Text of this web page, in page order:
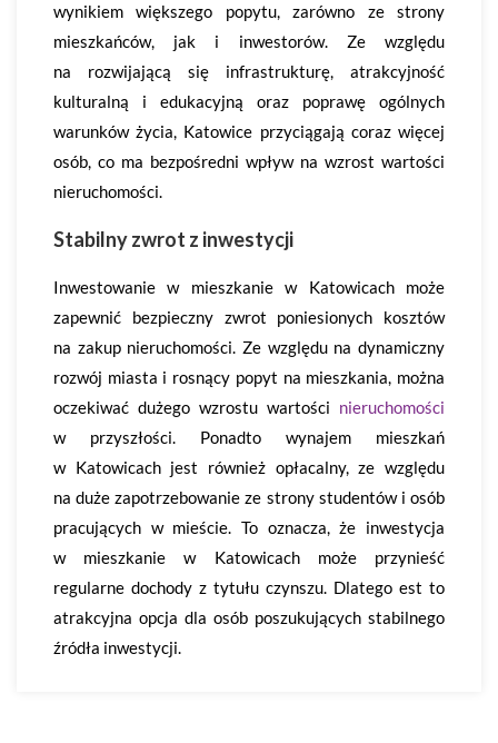
wynikiem większego popytu, zarówno ze strony
mieszkańców, jak i inwestorów. Ze względu
na rozwijającą się infrastrukturę, atrakcyjność
kulturalną i edukacyjną oraz poprawę ogólnych
warunków życia, Katowice przyciągają coraz więcej
osób, co ma bezpośredni wpływ na wzrost wartości
nieruchomości.
Stabilny zwrot z inwestycji
Inwestowanie w mieszkanie w Katowicach może
zapewnić bezpieczny zwrot poniesionych kosztów
na zakup nieruchomości. Ze względu na dynamiczny
rozwój miasta i rosnący popyt na mieszkania, można
oczekiwać dużego wzrostu wartości nieruchomości
w przyszłości. Ponadto wynajem mieszkań
w Katowicach jest również opłacalny, ze względu
na duże zapotrzebowanie ze strony studentów i osób
pracujących w mieście. To oznacza, że inwestycja
w mieszkanie w Katowicach może przynieść
regularne dochody z tytułu czynszu. Dlatego est to
atrakcyjna opcja dla osób poszukujących stabilnego
źródła inwestycji.